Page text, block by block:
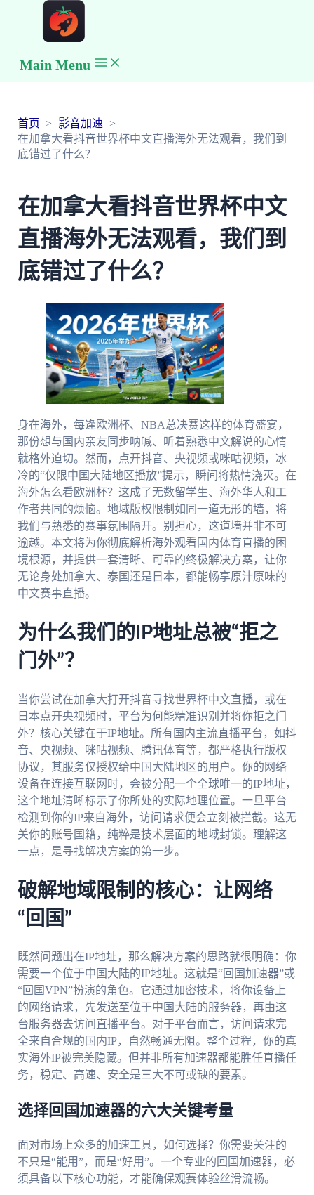
Main Menu
首页
影音加速
在加拿大看抖音世界杯中文直播海外无法观看，我们到
底错过了什么？
在加拿大看抖音世界杯中文
直播海外无法观看，我们到
底错过了什么？
身在海外，每逢欧洲杯、NBA总决赛这样的体育盛宴，
那份想与国内亲友同步呐喊、听着熟悉中文解说的心情
就格外迫切。然而，点开抖音、央视频或咪咕视频，冰
冷的“仅限中国大陆地区播放”提示，瞬间将热情浇灭。在
海外怎么看欧洲杯？这成了无数留学生、海外华人和工
作者共同的烦恼。地域版权限制如同一道无形的墙，将
我们与熟悉的赛事氛围隔开。别担心，这道墙并非不可
逾越。本文将为你彻底解析海外观看国内体育直播的困
境根源，并提供一套清晰、可靠的终极解决方案，让你
无论身处加拿大、泰国还是日本，都能畅享原汁原味的
中文赛事直播。
为什么我们的IP地址总被“拒之
门外”？
当你尝试在加拿大打开抖音寻找世界杯中文直播，或在
日本点开央视频时，平台为何能精准识别并将你拒之门
外？核心关键在于IP地址。所有国内主流直播平台，如抖
音、央视频、咪咕视频、腾讯体育等，都严格执行版权
协议，其服务仅授权给中国大陆地区的用户。你的网络
设备在连接互联网时，会被分配一个全球唯一的IP地址，
这个地址清晰标示了你所处的实际地理位置。一旦平台
检测到你的IP来自海外，访问请求便会立刻被拦截。这无
关你的账号国籍，纯粹是技术层面的地域封锁。理解这
一点，是寻找解决方案的第一步。
破解地域限制的核心：让网络
“回国”
既然问题出在IP地址，那么解决方案的思路就很明确：你
需要一个位于中国大陆的IP地址。这就是“回国加速器”或
“回国VPN”扮演的角色。它通过加密技术，将你设备上
的网络请求，先发送至位于中国大陆的服务器，再由这
台服务器去访问直播平台。对于平台而言，访问请求完
全来自合规的国内IP，自然畅通无阻。整个过程，你的真
实海外IP被完美隐藏。但并非所有加速器都能胜任直播任
务，稳定、高速、安全是三大不可或缺的要素。
选择回国加速器的六大关键考量
面对市场上众多的加速工具，如何选择？你需要关注的
不只是“能用”，而是“好用”。一个专业的回国加速器，必
须具备以下核心功能，才能确保观赛体验丝滑流畅。